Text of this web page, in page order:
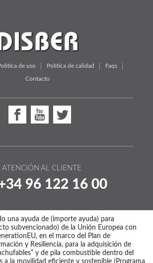
de uso Política de calidad Faqs
Contacto
ATENCIÓN AL CLIENTE
96 122 16 00
una ayuda de (importe ayuda) para
subvencionado) de la Unión Europea con
en el marco del Plan de
y Resiliencia, para la adquisición de
y de pila combustible dentro del